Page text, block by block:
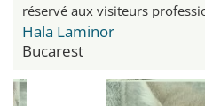
réservé aux visiteurs
Hala Laminor
Bucarest